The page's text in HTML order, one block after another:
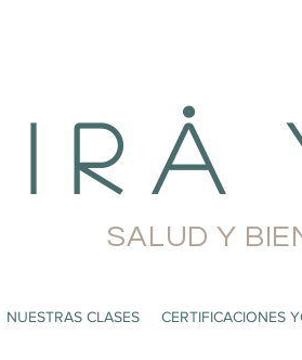
i r å
NUESTRAS CLASES CERTIFICACIONES
SALUD Y